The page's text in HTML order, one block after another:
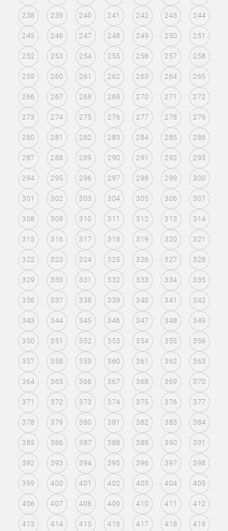
238 239 240 241 242 243 244
245 246 247 248 249 250 251
252 253 254 255 256 257 258
259 260 261 262 263 264 265
266 267 268 269 270 271 272
273 274 275 276 277 278 279
280 281 282 283 284 285 286
287 288 289 290 291 292 293
294 295 296 297 298 299 300
301 302 303 304 305 306 307
308 309 310 311 312 313 314
315 316 317 318 319 320 321
322 323 324 325 326 327 328
329 330 331 332 333 334 335
336 337 338 339 340 341 342
343 344 345 346 347 348 349
350 351 352 353 354 355 356
357 358 359 360 361 362 363
364 365 366 367 368 369 370
371 372 373 374 375 376 377
378 379 380 381 382 383 384
385 386 387 388 389 390 391
392 393 394 395 396 397 398
399 400 401 402 403 404 405
406 407 408 409 410 411 412
413 414 415 416 417 418 419